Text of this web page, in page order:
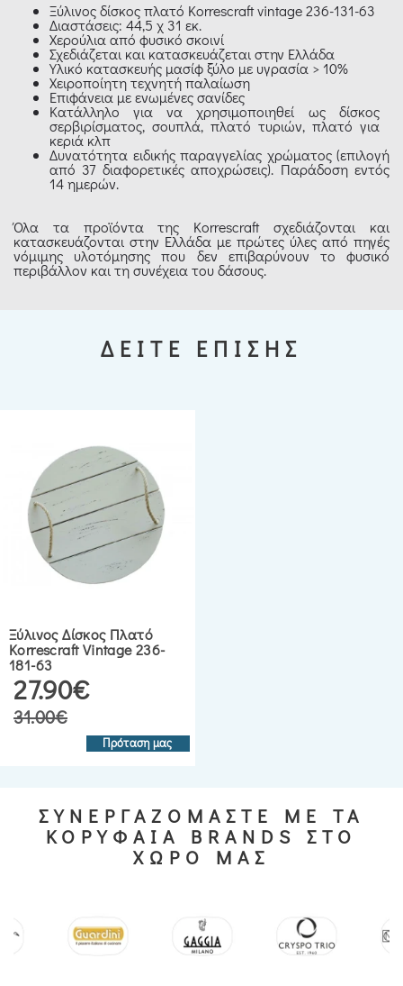
Ξύλινος δίσκος πλατό Korrescraft vintage 236-131-63
Διαστάσεις: 44,5 χ 31 εκ.
Χερούλια από φυσικό σκοινί
Σχεδιάζεται και κατασκευάζεται στην Ελλάδα
Υλικό κατασκευής μασίφ ξύλο με υγρασία > 10%
Χειροποίητη τεχνητή παλαίωση
Επιφάνεια με ενωμένες σανίδες
Κατάλληλο για να χρησιμοποιηθεί ως δίσκος
σερβιρίσματος, σουπλά, πλατό τυριών, πλατό για
κεριά κλπ
Δυνατότητα ειδικής παραγγελίας χρώματος (επιλογή
από 37 διαφορετικές αποχρώσεις). Παράδοση εντός
14 ημερών.
Όλα τα προϊόντα της Korrescraft σχεδιάζονται και
κατασκευάζονται στην Ελλάδα με πρώτες ύλες από πηγές
νόμιμης υλοτόμησης που δεν επιβαρύνουν το φυσικό
περιβάλλον και τη συνέχεια του δάσους.
ΔΕΙΤΕ ΕΠΙΣΗΣ
Ξύλινος Δίσκος Πλατό
Korrescraft Vintage 236-
181-63
27.90€
31.00€
Πρόταση μας
ΣΥΝΕΡΓΑΖΟΜΑΣΤΕ ΜΕ ΤΑ
ΚΟΡΥΦΑΙΑ BRANDS ΣΤΟ
ΧΩΡΟ ΜΑΣ